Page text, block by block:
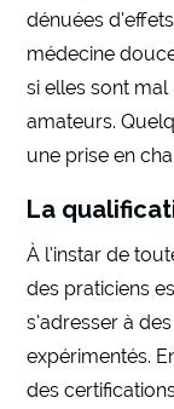
dénuées
médecine
si elles sont
amateurs.
une prise en
La
À l’instar de
des praticiens
s’adresser à
expérimentés.
des